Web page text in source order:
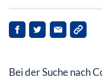
Viertes Quartal
Zoom ist weiter
Bei der Suche nach